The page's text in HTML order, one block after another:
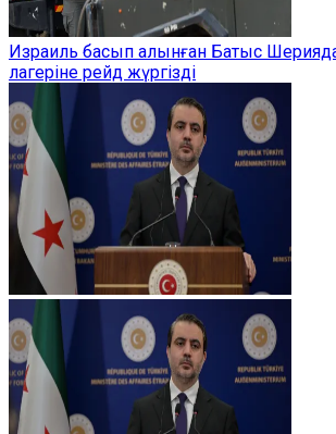
Израиль басып алынған Батыс
лагеріне рейд жүргізді